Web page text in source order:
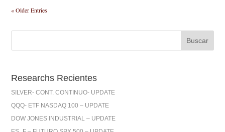
« Older Entries
Researchs Recientes
SILVER- CONT. CONTINUO- UPDATE
QQQ- ETF NASDAQ 100 – UPDATE
DOW JONES INDUSTRIAL – UPDATE